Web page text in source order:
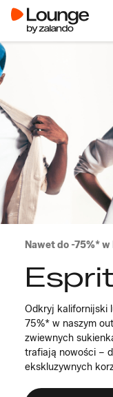
Nawet do -75%*
Odkryj kalifornijski
75%* w naszym
zwiewnych
trafiają nowości –
ekskluzywnych